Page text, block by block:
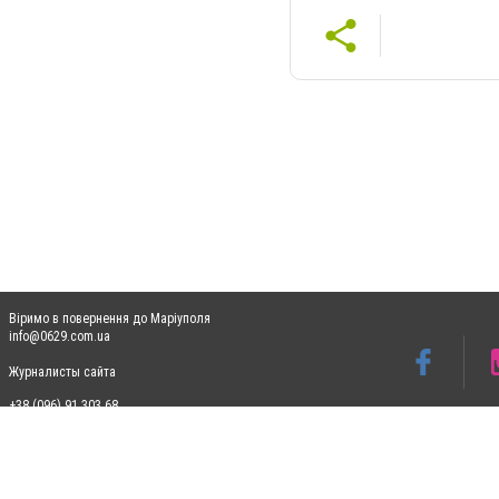
Віримо в повернення до Маріуполя
info@0629.com.ua
Журналисты сайта
+38 (096) 91 303 68